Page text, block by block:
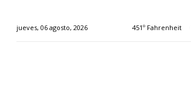
jueves, 06 agosto, 2026 451º Fahrenheit